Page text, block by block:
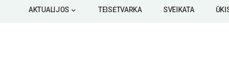
AKTUALIJOS TEISĖTVARKA SVEIKATA